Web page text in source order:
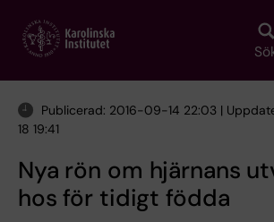
main
Publicerad: 2016-09-14 22:03 |
18 19:41
Nya rön om hjärnans
hos för tidigt födda